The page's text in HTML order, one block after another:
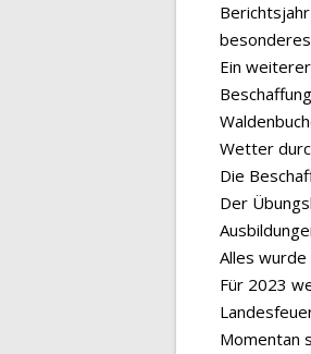
Ein
Wetter
Die
Der
Alles
Für 2023
Momentan